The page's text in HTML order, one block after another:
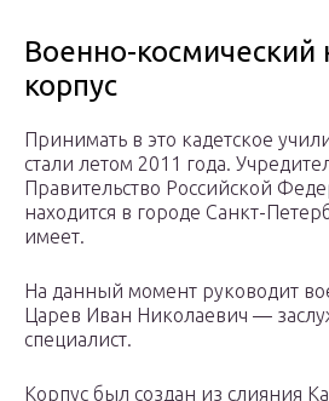
Военно-космический
корпус
Принимать в это кадетское
стали летом 2011 года.
Правительство Российской
находится в городе Санкт-
имеет.
На данный момент руководит
Царев Иван Николаевич —
специалист.
Корпус был создан из слияния